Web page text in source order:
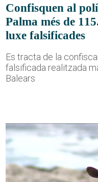
Confisquen al
Palma més de
luxe falsificades
Es tracta de la
falsificada realitzada
Balears